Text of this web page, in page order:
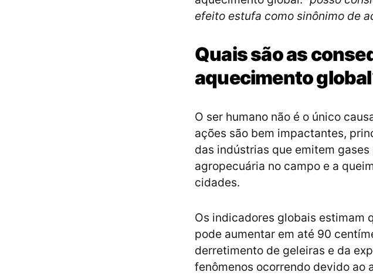
efeito estufa como sinônimo de
Quais são as
aquecimento
O ser humano não é o único
ações são bem impactantes,
das indústrias que emitem
agropecuária no campo e a
cidades.
Os indicadores globais estimam
pode aumentar em até 90
derretimento de geleiras e da
fenômenos ocorrendo devido ao